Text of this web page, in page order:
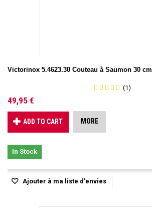
Victorinox 5.4623.30 Couteau à Saumon 30 cm
(1)
49,95 €
ADD TO CART MORE
In Stock
Ajouter à ma liste d'envies